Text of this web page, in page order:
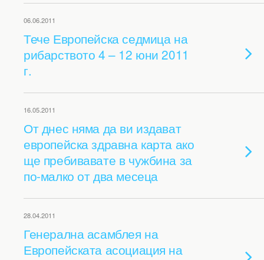
06.06.2011
Тече Европейска седмица на
рибарството 4 – 12 юни 2011
г.
16.05.2011
От днес няма да ви издават
европейска здравна карта ако
ще пребивавате в чужбина за
по-малко от два месеца
28.04.2011
Генерална асамблея на
Европейската асоциация на